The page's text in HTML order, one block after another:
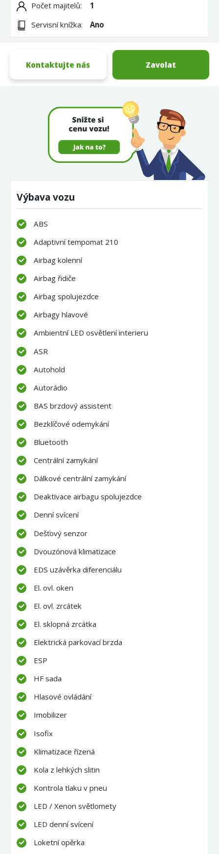
Počet majitelů:
1
Servisní knížka:
Ano
Kontaktujte nás Zavolat
Výbava vozu
ABS
Adaptivní tempomat 210
Airbag kolenní
Airbag řidiče
Airbag spolujezdce
Airbagy hlavové
Ambientní LED osvětlení interieru
ASR
Autohold
Autorádio
BAS brzdový assistent
Bezklíčové odemykání
Bluetooth
Centrální zamykání
Dálkové centrální zamykání
Deaktivace airbagu spolujezdce
Denní svícení
Dešťový senzor
Dvouzónová klimatizace
EDS uzávěrka diferenciálu
El. ovl. oken
El. ovl. zrcátek
El. sklopná zrcátka
Elektrická parkovací brzda
ESP
HF sada
Hlasové ovládání
Imobilizer
Isofix
Klimatizace řízená
Kola z lehkých slitin
Kontrola tlaku v pneu
LED / Xenon světlomety
LED denní svícení
Loketní opěrka